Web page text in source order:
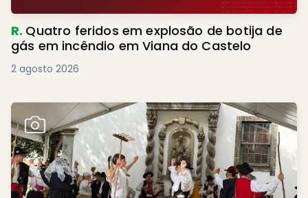
R. Quatro feridos em explosão de botija de
gás em incêndio em Viana do Castelo
2 agosto 2026